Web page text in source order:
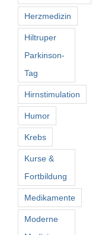
Herzmedizin
Hiltruper
Parkinson-
Tag
Hirnstimulation
Humor
Krebs
Kurse &
Fortbildung
Medikamente
Moderne